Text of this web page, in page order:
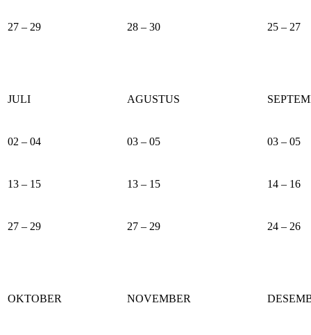
27 – 29 28 – 30 25 – 27
JULI AGUSTUS
02 – 04 03 – 05 03 – 05
13 – 15 13 – 15 14 – 16
27 – 29 27 – 29 24 – 26
OKTOBER NOVEMBER